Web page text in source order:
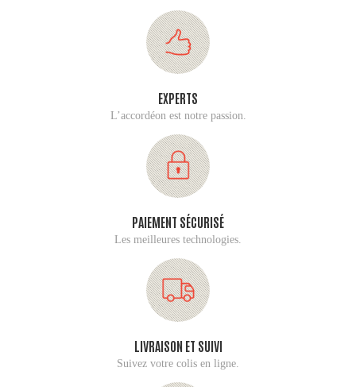
EXPERTS
L’accordéon est notre passion.
PAIEMENT SÉCURISÉ
Les meilleures technologies.
LIVRAISON ET SUIVI
Suivez votre colis en ligne.